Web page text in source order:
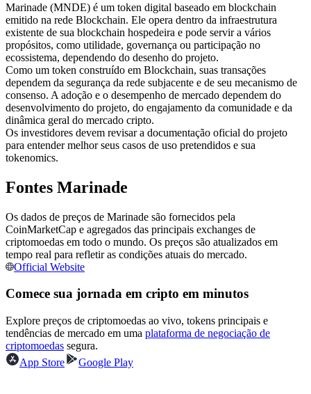
Futuros de USDC
Futuros usando USDC como garantia
Copiar Trading
Junte-se aos principais traders
Marinade (MNDE) é um token digital baseado em blockchain
emitido na rede Blockchain. Ele opera dentro da infraestrutura
existente de sua blockchain hospedeira e pode servir a vários
propósitos, como utilidade, governança ou participação no
ecossistema, dependendo do desenho do projeto.
Como um token construído em Blockchain, suas transações
dependem da segurança da rede subjacente e de seu mecanismo de
consenso. A adoção e o desempenho de mercado dependem do
desenvolvimento do projeto, do engajamento da comunidade e da
dinâmica geral do mercado cripto.
Os investidores devem revisar a documentação oficial do projeto
para entender melhor seus casos de uso pretendidos e sua
tokenomics.
Fontes Marinade
Os dados de preços de Marinade são fornecidos pela
CoinMarketCap e agregados das principais exchanges de
criptomoedas em todo o mundo. Os preços são atualizados em
tempo real para refletir as condições atuais do mercado.
Official Website
Comece sua jornada em cripto em minutos
Explore preços de criptomoedas ao vivo, tokens principais e
tendências de mercado em uma plataforma de negociação de
criptomoedas segura.
App Store
Google Play